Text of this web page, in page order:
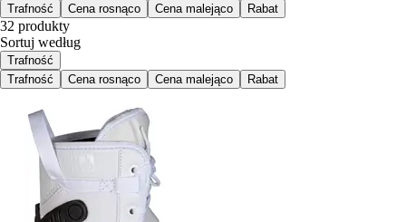
Trafność
Cena rosnąco Cena malejąco Rabat
32 produkty
Sortuj według
Trafność
Trafność
Cena rosnąco Cena malejąco Rabat